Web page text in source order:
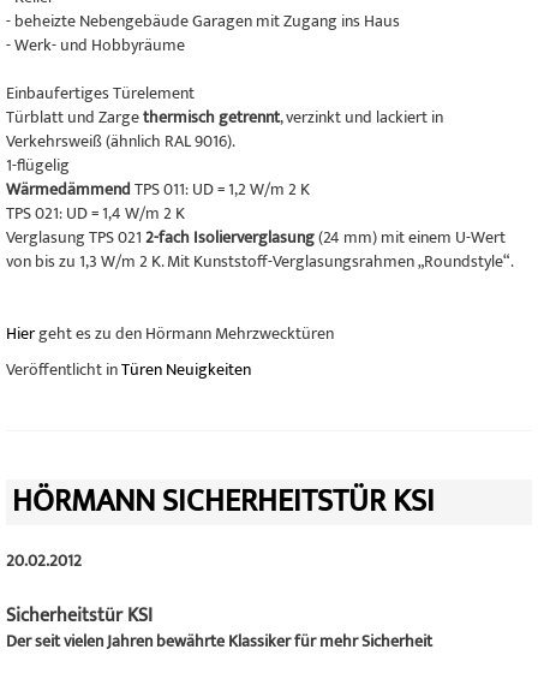
- beheizte Nebengebäude Garagen mit Zugang ins Haus
- Werk- und Hobbyräume
Einbaufertiges Türelement
Türblatt und Zargethermisch getrennt, verzinkt und lackiert in
Verkehrsweiß (ähnlich RAL 9016).
1-flügelig
WärmedämmendTPS 011: UD = 1,2 W/m 2 K
TPS 021: UD = 1,4 W/m 2 K
Verglasung TPS 0212-fach Isolierverglasung(24 mm) mit einem U-Wert
von bis zu 1,3 W/m 2 K. Mit Kunststoff-Verglasungsrahmen „Roundstyle“.
Hiergeht es zu den Hörmann Mehrzwecktüren
Veröffentlicht inTüren Neuigkeiten
HÖRMANN SICHERHEITSTÜR KSI
20.02.2012
Sicherheitstür KSI
Der seit vielen Jahren bewährte Klassiker für mehr Sicherheit